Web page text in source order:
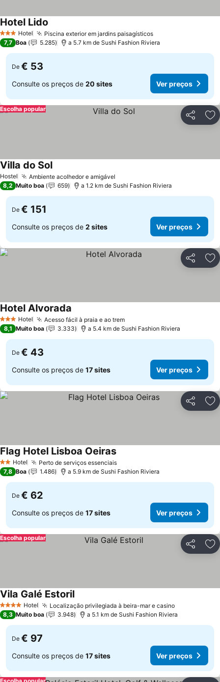
3 EstrelasHotel Piscina exterior em jardins paisagísticosVer preços
Hotel Lido
7,7 Boa 5.285 a 5.7 km de Sushi Fashion Riviera
De € 53
Consulte os preços de 20 sites Ver preços
Partilhar
Escolha popular
Hostel Ambiente acolhedor e amigável
Villa do SolVer preços
8,2 Muito boa 659 a 1.2 km de Sushi Fashion Riviera
De € 151
Consulte os preços de 2 sites Ver preços
Partilhar
3 EstrelasHotel Acesso fácil à praia e ao tremVer preços
Hotel Alvorada
8,1 Muito boa 3.333 a 5.4 km de Sushi Fashion Riviera
De € 43
Consulte os preços de 17 sites Ver preços
Partilhar
2 Estrelas
Hotel Perto de serviços essenciaisVer preços
Flag Hotel Lisboa OeirasVer preços
7,8 Boa 1.486 a 5.9 km de Sushi Fashion Riviera
De € 62
Consulte os preços de 17 sites Ver preços
Partilhar
Escolha popular
4 EstrelasHotel Localização privilegiada à beira-mar e casinoVer preços
Vila Galé EstorilVer preços
8,3 Muito boa 3.948 a 5.1 km de Sushi Fashion Riviera
De € 97
Consulte os preços de 17 sites Ver preços